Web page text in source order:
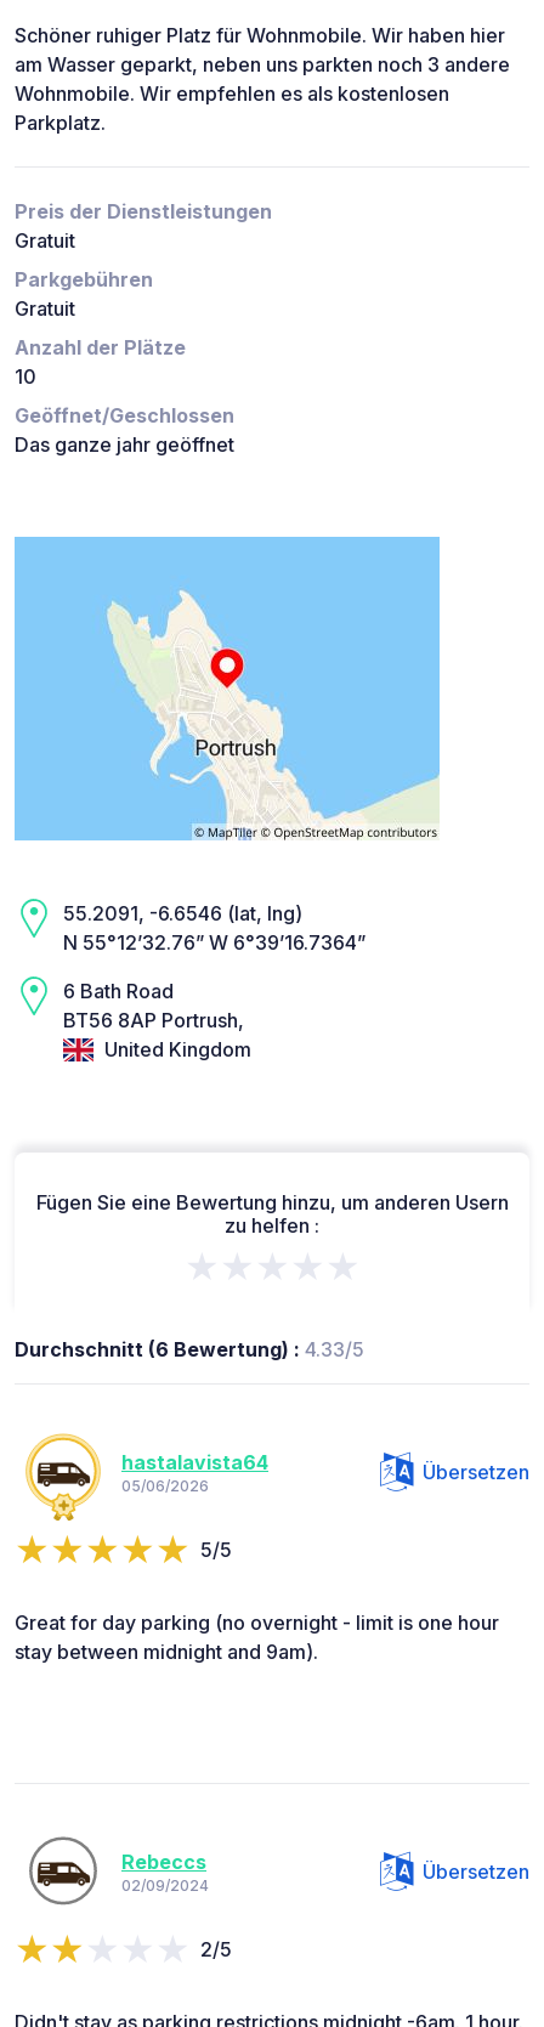
Schöner ruhiger Platz für Wohnmobile. Wir haben hier
am Wasser geparkt, neben uns parkten noch 3 andere
Wohnmobile. Wir empfehlen es als kostenlosen
Parkplatz.
Preis der Dienstleistungen
Gratuit
Parkgebühren
Gratuit
Anzahl der Plätze
10
Geöffnet/Geschlossen
Das ganze jahr geöffnet
55.2091, -6.6546 (lat, lng)
N 55°12’32.76” W 6°39’16.7364”
6 Bath Road
BT56 8AP Portrush,
United Kingdom
Fügen Sie eine Bewertung hinzu, um anderen Usern
zu helfen :
★★★★★
Durchschnitt (6 Bewertung) : 4.33/5
hastalavista64
05/06/2026
Übersetzen
5/5
Great for day parking (no overnight - limit is one hour
stay between midnight and 9am).
Rebeccs
02/09/2024
Übersetzen
2/5
Didn't stay as parking restrictions midnight -6am. 1 hour.